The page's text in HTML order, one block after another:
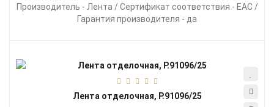
Производитель - Лента / Сертификат соответствия - EAC /
Гарантия производителя - да
Лента отделочная, Р.91096/25